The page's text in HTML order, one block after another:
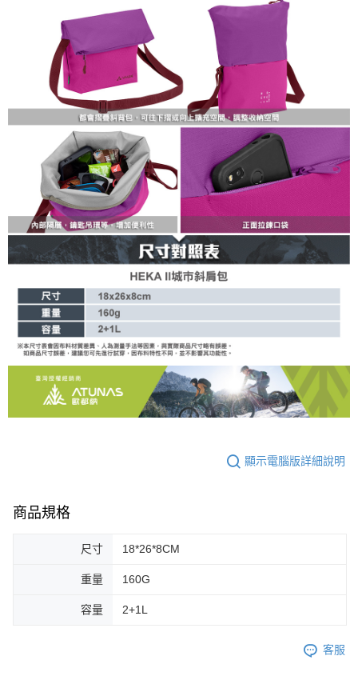
顯示電腦版詳細說明
商品規格
尺寸 18*26*8CM
重量 160G
容量 2+1L
客服